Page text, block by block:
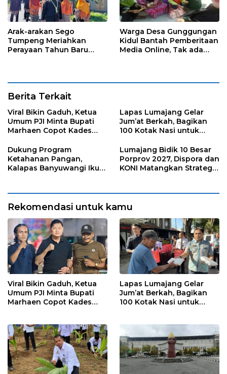
Arak-arakan Sego
Tumpeng Meriahkan
Perayaan Tahun Baru
Warga Desa Gunggungan
Kidul Bantah Pemberitaan
Media Online, Tak ada
Berita Terkait
Viral Bikin Gaduh, Ketua
Umum PJI Minta Bupati
Marhaen Copot Kades
Lapas Lumajang Gelar
Jum’at Berkah, Bagikan
100 Kotak Nasi untuk
Dukung Program
Ketahanan Pangan,
Kalapas Banyuwangi Ikuti
Ngajum
Lumajang Bidik 10 Besar
Porprov 2027, Dispora dan
KONI Matangkan Strategi
Rekomendasi untuk kamu
Viral Bikin Gaduh, Ketua
Umum PJI Minta Bupati
Marhaen Copot Kades
Lapas Lumajang Gelar
Jum’at Berkah, Bagikan
100 Kotak Nasi untuk